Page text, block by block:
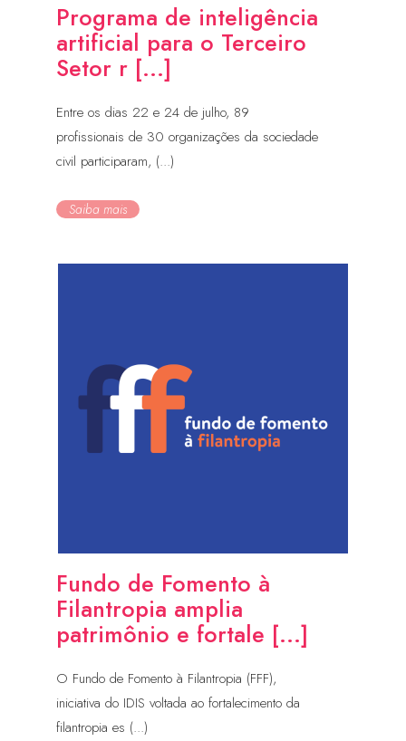
Programa de inteligência
artificial para o Terceiro
Setor r [...]
Entre os dias 22 e 24 de julho, 89
profissionais de 30 organizações da sociedade
civil participaram, (...)
Saiba mais
Fundo de Fomento à
Filantropia amplia
patrimônio e fortale [...]
O Fundo de Fomento à Filantropia (FFF),
iniciativa do IDIS voltada ao fortalecimento da
filantropia es (...)